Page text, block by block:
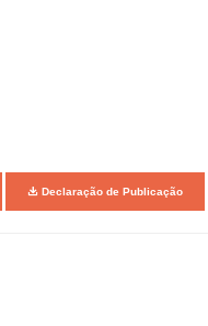
Declaração de Publicação